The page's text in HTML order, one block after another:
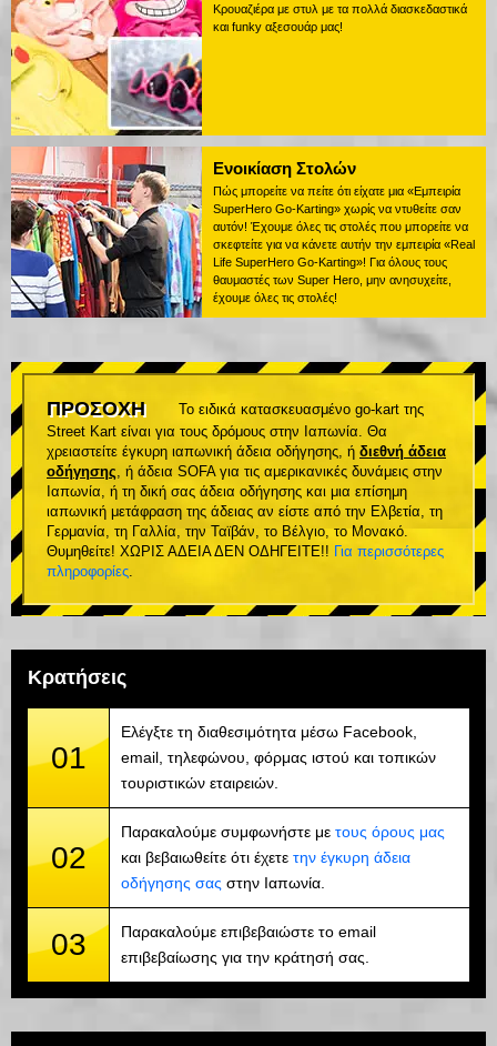
Κρουαζιέρα με στυλ με τα πολλά διασκεδαστικά
και funky αξεσουάρ μας!
Ενοικίαση Στολών
Πώς μπορείτε να πείτε ότι είχατε μια «Εμπειρία
SuperHero Go-Karting» χωρίς να ντυθείτε σαν
αυτόν! Έχουμε όλες τις στολές που μπορείτε να
σκεφτείτε για να κάνετε αυτήν την εμπειρία «Real
Life SuperHero Go-Karting»! Για όλους τους
θαυμαστές των Super Hero, μην ανησυχείτε,
έχουμε όλες τις στολές!
ΠΡΟΣΟΧΗ
Το ειδικά κατασκευασμένο go-kart της
Street Kart είναι για τους δρόμους στην Ιαπωνία. Θα
χρειαστείτε έγκυρη ιαπωνική άδεια οδήγησης, ή διεθνή άδεια
οδήγησης , ή άδεια SOFA για τις αμερικανικές δυνάμεις στην
Ιαπωνία, ή τη δική σας άδεια οδήγησης και μια επίσημη
ιαπωνική μετάφραση της άδειας αν είστε από την Ελβετία, τη
Γερμανία, τη Γαλλία, την Ταϊβάν, το Βέλγιο, το Μονακό.
Θυμηθείτε! ΧΩΡΙΣ ΑΔΕΙΑ ΔΕΝ ΟΔΗΓΕΙΤΕ!! Για περισσότερες
πληροφορίες
Κρατήσεις
01
Ελέγξτε τη διαθεσιμότητα μέσω Facebook,
email, τηλεφώνου, φόρμας ιστού και τοπικών
τουριστικών εταιρειών.
02
Παρακαλούμε συμφωνήστε με τους όρους μας
και βεβαιωθείτε ότι έχετε την έγκυρη άδεια
οδήγησης σας στην Ιαπωνία.
03
Παρακαλούμε επιβεβαιώστε το email
επιβεβαίωσης για την κράτησή σας.